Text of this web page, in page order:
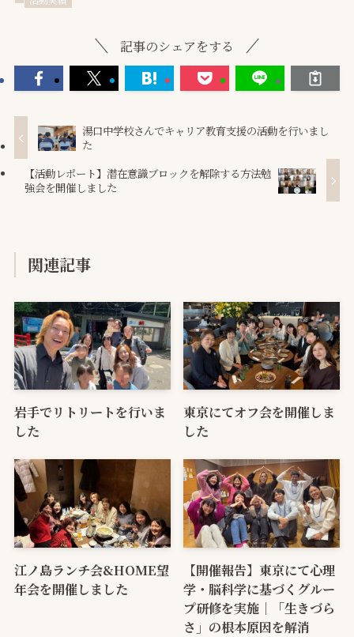
記事のシェアをする
湯口中学校さんでキャリア教育支援の活動を行いまし
た
【活動レポート】潜在意識ブロックを解除する方法勉
強会を開催しました
関連記事
岩手でリトリートを行いま
した
東京にてオフ会を開催しま
した
江ノ島ランチ会&HOME望
年会を開催しました
【開催報告】東京にて心理
学・脳科学に基づくグルー
プ研修を実施｜「生きづら
さ」の根本原因を解消